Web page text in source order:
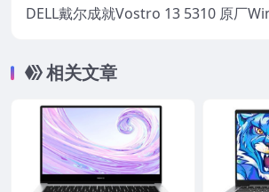
DELL戴尔成就Vostro 13 5310 原厂
相关文章